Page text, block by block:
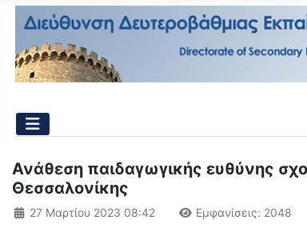
Ανάθεση παιδαγωγικής ευθύνης
Θεσσαλονίκης
Λεπτομέρειες
27 Μαρτίου 2023 08:42 Εμφανίσεις: 2048